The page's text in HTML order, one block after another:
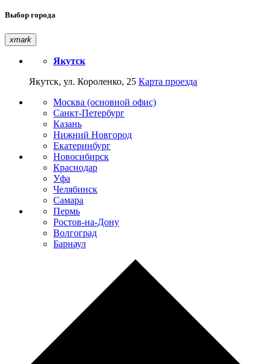
Выбор города
xmark
Якутск
Якутск, ул. Короленко, 25 Карта проезда
Москва (основной офис)
Санкт-Петербург
Казань
Нижний Новгород
Екатеринбург
Новосибирск
Краснодар
Уфа
Челябинск
Самара
Пермь
Ростов-на-Дону
Волгоград
Барнаул